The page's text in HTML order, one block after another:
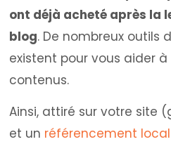
ont déjà acheté après la
blog. De nombreux outils
existent pour vous aider à
contenus.
Ainsi, attiré sur votre site
et un référencement local